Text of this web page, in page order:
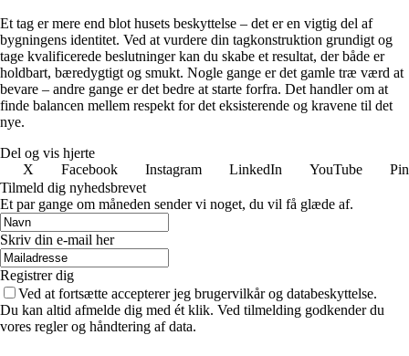
Et tag er mere end blot husets beskyttelse – det er en vigtig del af
bygningens identitet. Ved at vurdere din tagkonstruktion grundigt og
tage kvalificerede beslutninger kan du skabe et resultat, der både er
holdbart, bæredygtigt og smukt. Nogle gange er det gamle træ værd at
bevare – andre gange er det bedre at starte forfra. Det handler om at
finde balancen mellem respekt for det eksisterende og kravene til det
nye.
Del og vis hjerte
X
Facebook Instagram LinkedIn YouTube
Tilmeld dig nyhedsbrevet
Et par gange om måneden sender vi noget, du vil få glæde af.
Skriv din e-mail her
Registrer dig
Ved at fortsætte accepterer jeg brugervilkår og databeskyttelse.
Du kan altid afmelde dig med ét klik. Ved tilmelding godkender du
vores regler og håndtering af data.